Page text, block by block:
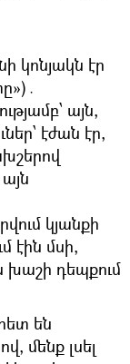
կոնյակն էր
այն,
էժան էր,
կյանքի
էին մսի,
խաշի դեպքում
են
մենք լսել